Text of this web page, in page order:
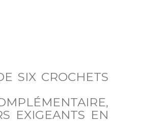
SIX CROCHETS
EXIGEANTS EN